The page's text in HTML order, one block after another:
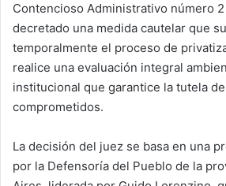
Contencioso Administrativo número 2
decretado una medida cautelar que
temporalmente el proceso de
realice una evaluación integral
institucional que garantice la tutela
comprometidos.
La decisión del juez se basa en una
por la Defensoría del Pueblo de la